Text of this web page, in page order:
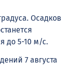
Осадков
до 5-10 м/с.
7 августа